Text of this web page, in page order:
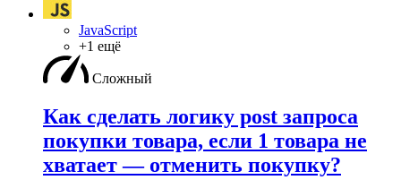
JavaScript
+1 ещё
Сложный
Как сделать логику post запроса
покупки товара, если 1 товара не
хватает — отменить покупку?